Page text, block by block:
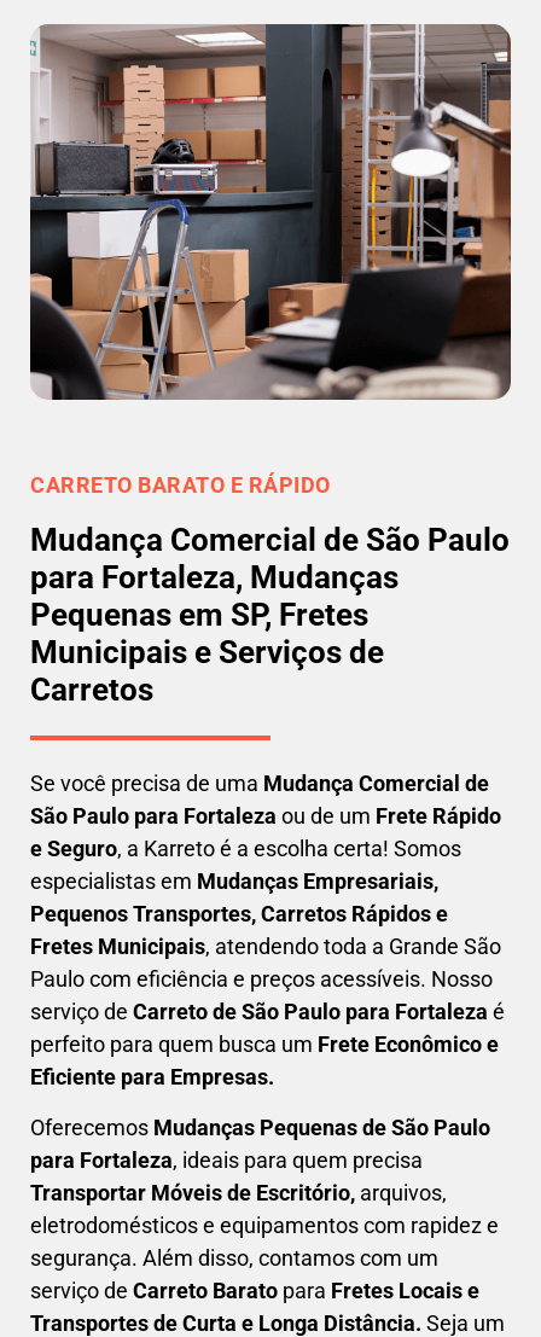
CARRETO BARATO E RÁPIDO
Mudança Comercial de São Paulo
para Fortaleza, Mudanças
Pequenas em SP, Fretes
Municipais e Serviços de
Carretos
Se você precisa de uma Mudança Comercial de
São Paulo para Fortaleza ou de um Frete Rápido
e Seguro, a Karreto é a escolha certa! Somos
especialistas em Mudanças Empresariais,
Pequenos Transportes, Carretos Rápidos e
Fretes Municipais, atendendo toda a Grande São
Paulo com eficiência e preços acessíveis. Nosso
serviço de Carretode São Paulo para Fortaleza é
perfeito para quem busca um Frete Econômico e
Eficiente para Empresas.
Oferecemos Mudanças Pequenasde São Paulo
para Fortaleza, ideais para quem precisa
Transportar Móveis de Escritório, arquivos,
eletrodomésticos e equipamentos com rapidez e
segurança. Além disso, contamos com um
serviço de Carreto Barato para Fretes Locais e
Transportes de Curta e Longa Distância. Seja um